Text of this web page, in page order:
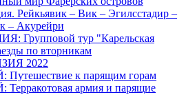
Рейкьявик – Вик – Эгилсстадир –
– Акурейри
Групповой тур "Карельская
по вторникам
2022
к парящим горам
армия и парящие